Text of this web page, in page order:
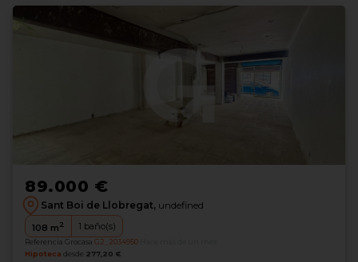
89.000 €
Sant Boi de Llobregat, undefined
108 m2 1 baño(s)
Referencia Grocasa G2_2034950
Hipoteca desde 277,20 €